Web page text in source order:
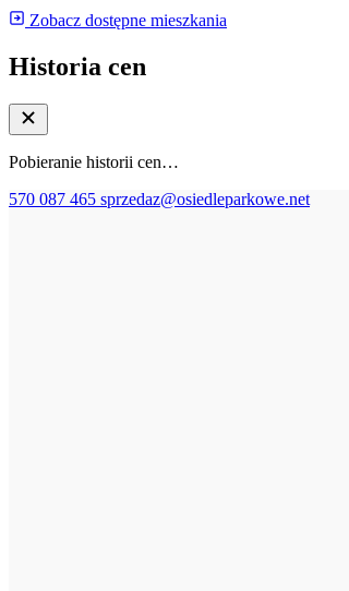
Zobacz dostępne mieszkania
Historia cen
Pobieranie historii cen…
570 087 465 sprzedaz@osiedleparkowe.net